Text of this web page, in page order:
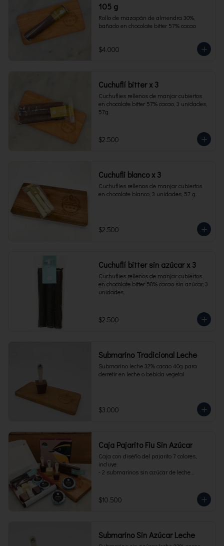
105 g
Rollo de mazapán de almendra 30%,
bañado en chocolate bitter 57% cacao
$4.000
Cuchuflí bitter x 3
Cuchuflies rellenos de manjar cubiertos
en chocolate bitter 57% cacao, 3 unidades,
57g.
$2.500
Cuchufli blanco x 3
Cuchuflies rellenos de manjar cubiertos
en chocolate blanco, 3 unidades, 57 g.
$2.500
Cuchuflí bitter sin azúcar x 3
Cuchuflies rellenos de manjar cubiertos
en chocolate bitter 58% cacao sin azúcar, 3
unidades.
$2.500
Submarino Tradicional Leche
Submarino leche 32% cacao 40g para
derretir en leche o bebida vegetal
$3.000
Caja Pajarito Fiu Sin Azúcar
Caja con diseño del pajarito 7 colores,
incluye:
- 2 submarinos sin azúcar de leche
$10.500
Submarino Sin Azúcar Leche